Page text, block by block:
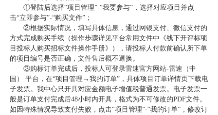
①登陆后选择“项目管理”-“我要参与”，选择对应项目并点
击“立即参与”-“购买文件”；
②根据实际情况，填写具体信息，通过网银支付、微信支付的
方式完成购买手续（操作步骤详见平台常用文件中《线下开评标项
目投标人购买招标文件操作手册》），请投标人付款前确认所下单
的项目编号是否正确，文件售后概不退换。
③购标订单完成后，投标人可登录雷速官方网站-雷速（中
国） 平台，在“项目管理→我的订单”，具体项目订单详情页下载电
子发票。我中心只开具对应金额电子增值税普通发票。电子发票一
般是订单支付完成后48小时内开具，格式为不可修改的PDF文件。
如因特殊情况导致支付失败，点击“项目管理”-“我的订单”，修改订